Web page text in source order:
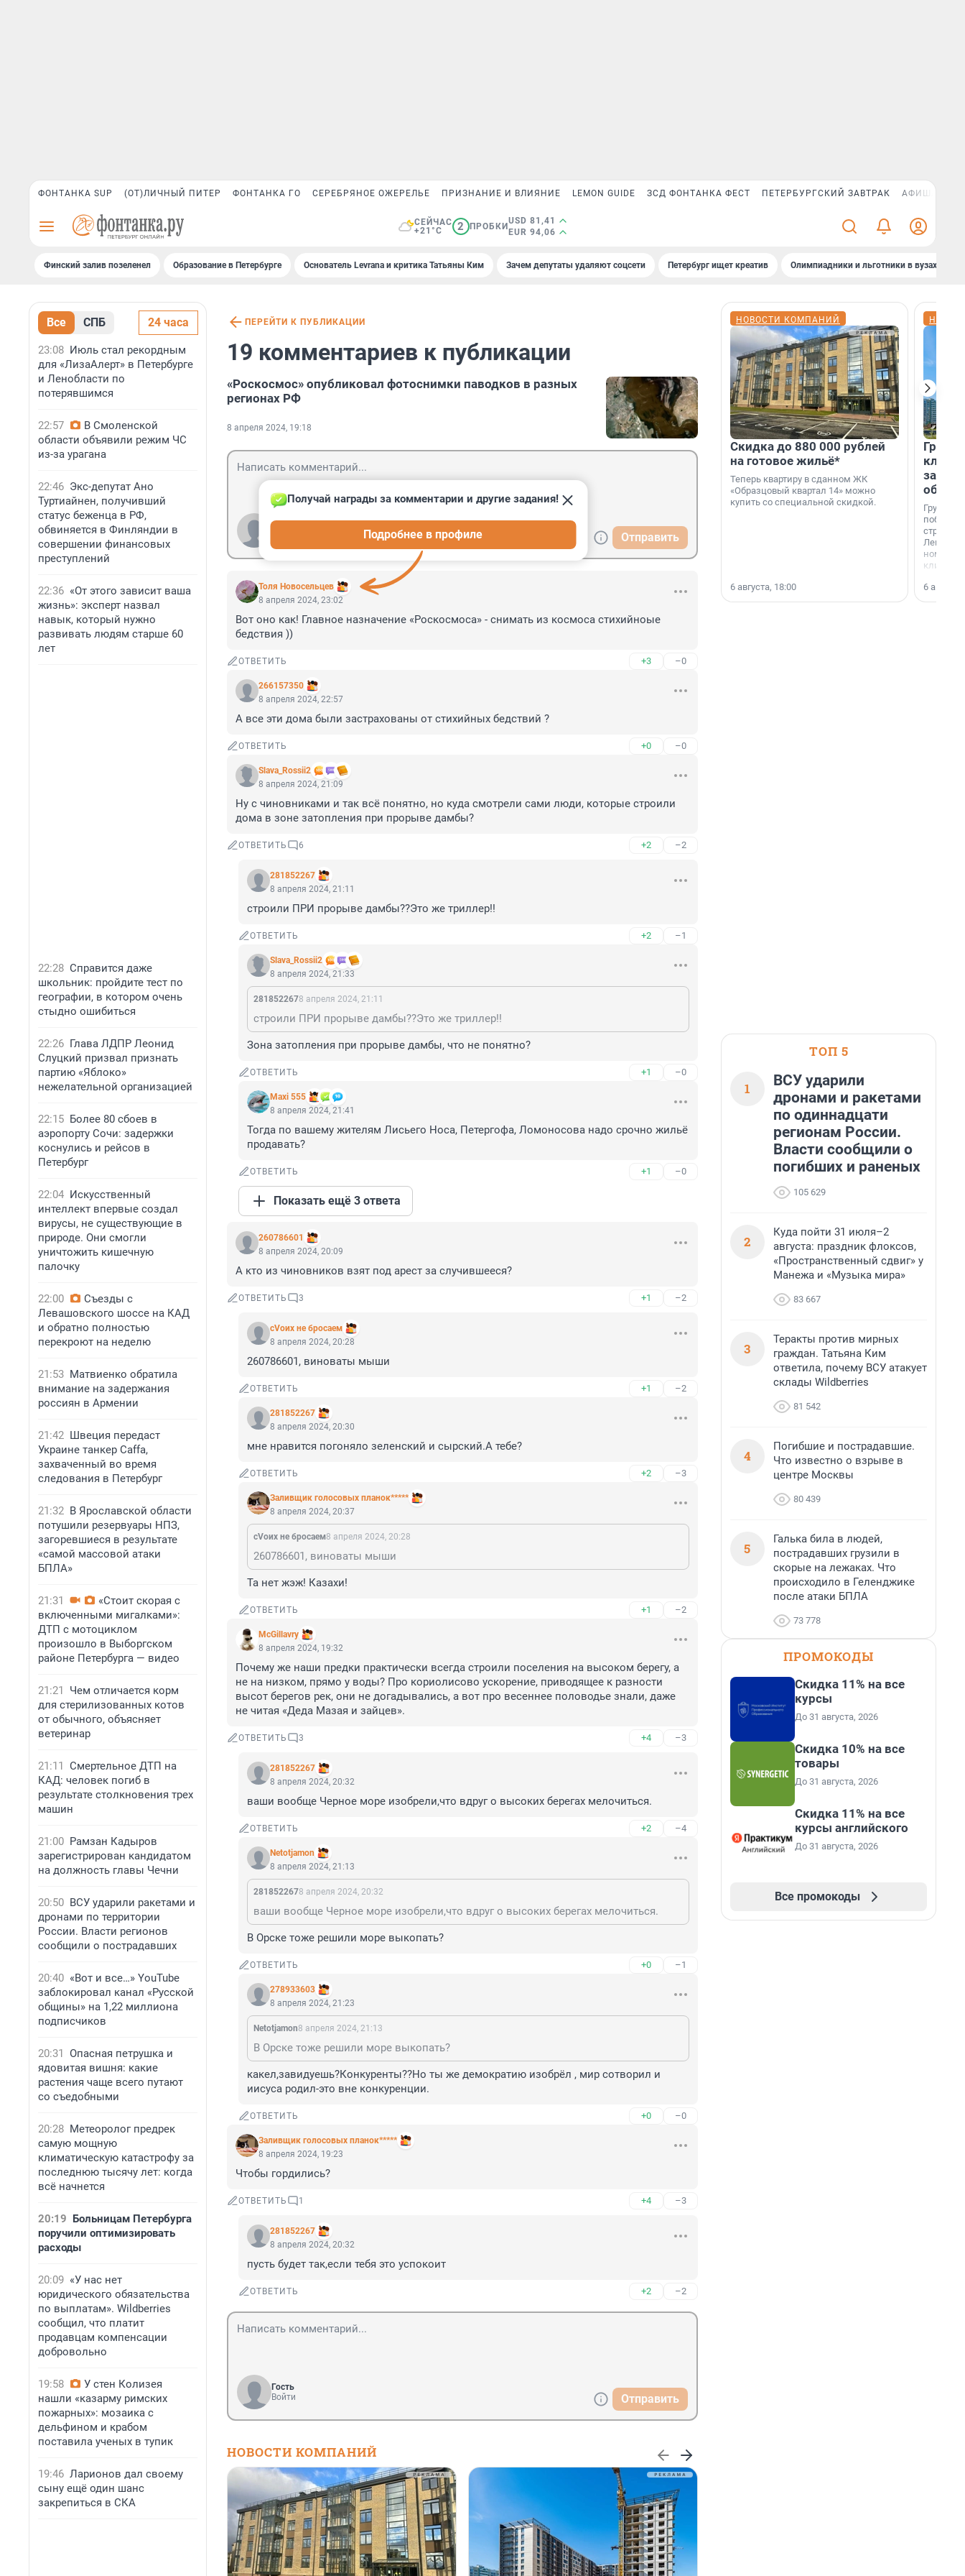
ФОНТАНКА SUP (ОТ)ЛИЧНЫЙ ПИТЕР ФОНТАНКА ГО СЕРЕБРЯНОЕ ОЖЕРЕЛЬЕ ПРИЗНАНИЕ И ВЛИЯНИЕ LEMON GUIDE ЗСД ФОНТАНКА ФЕСТ ПЕТЕРБУРГСКИЙ ЗАВТРАК АФИША PLUS
СЕЙЧАС
+21°C
2 ПРОБКИ
USD 81,41
EUR 94,06
Финский залив позеленел Образование в Петербурге Основатель Levrana и критика Татьяны Ким Зачем депутаты удаляют соцсети Петербург ищет креатив Олимпиадники и льготники в вузах СПб
Все СПБ 24 часа
23:08 Июль стал рекордным
для «ЛизаАлерт» в Петербурге
и Ленобласти по
потерявшимся
22:57
В Смоленской
области объявили режим ЧС
из-за урагана
22:46 Экс-депутат Ано
Туртиайнен, получивший
статус беженца в РФ,
обвиняется в Финляндии в
совершении финансовых
преступлений
22:36 «От этого зависит ваша
жизнь»: эксперт назвал
навык, который нужно
развивать людям старше 60
лет
22:28 Справится даже
школьник: пройдите тест по
географии, в котором очень
стыдно ошибиться
22:26 Глава ЛДПР Леонид
Слуцкий призвал признать
партию «Яблоко»
нежелательной организацией
22:15 Более 80 сбоев в
аэропорту Сочи: задержки
коснулись и рейсов в
Петербург
22:04 Искусственный
интеллект впервые создал
вирусы, не существующие в
природе. Они смогли
уничтожить кишечную
палочку
22:00
Съезды с
Левашовского шоссе на КАД
и обратно полностью
перекроют на неделю
21:53 Матвиенко обратила
внимание на задержания
россиян в Армении
21:42 Швеция передаст
Украине танкер Caffa,
захваченный во время
следования в Петербург
21:32 В Ярославской области
потушили резервуары НПЗ,
загоревшиеся в результате
«самой массовой атаки
БПЛА»
21:31
«Стоит скорая с
включенными мигалками»:
ДТП с мотоциклом
произошло в Выборгском
районе Петербурга — видео
21:21
Чем отличается корм
для стерилизованных котов
от обычного, объясняет
ветеринар
21:11 Смертельное ДТП на
КАД: человек погиб в
результате столкновения трех
машин
21:00 Рамзан Кадыров
зарегистрирован кандидатом
на должность главы Чечни
20:50 ВСУ ударили ракетами и
дронами по территории
России. Власти регионов
сообщили о пострадавших
20:40 «Вот и все…» YouTube
заблокировал канал «Русской
общины» на 1,22 миллиона
подписчиков
20:31 Опасная петрушка и
ядовитая вишня: какие
растения чаще всего путают
со съедобными
20:28 Метеоролог предрек
самую мощную
климатическую катастрофу за
последнюю тысячу лет: когда
всё начнется
20:19 Больницам Петербурга
поручили оптимизировать
расходы
20:09 «У нас нет
юридического обязательства
по выплатам». Wildberries
сообщил, что платит
продавцам компенсации
добровольно
19:58
У стен Колизея
нашли «казарму римских
пожарных»: мозаика с
дельфином и крабом
поставила ученых в тупик
19:46 Ларионов дал своему
сыну ещё один шанс
закрепиться в СКА
ПЕРЕЙТИ К ПУБЛИКАЦИИ
19 комментариев к публикации
«Роскосмос» опубликовал фотоснимки паводков в разных
регионах РФ
8 апреля 2024, 19:18
Гость
Отправить
Толя Новосельцев
Получай награды за комментарии и другие задания!
Подробнее в профиле
8 апреля 2024, 23:02
Вот оно как! Главное назначение «Роскосмоса» - снимать из космоса стихийноые
бедствия ))
ОТВЕТИТЬ +3 –0
266157350
8 апреля 2024, 22:57
А все эти дома были застрахованы от стихийных бедствий ?
ОТВЕТИТЬ +0 –0
Slava_Rossii2
8 апреля 2024, 21:09
Ну с чиновниками и так всё понятно, но куда смотрели сами люди, которые строили
дома в зоне затопления при прорыве дамбы?
ОТВЕТИТЬ 6 +2 –2
281852267
8 апреля 2024, 21:11
строили ПРИ прорыве дамбы??Это же триллер!!
ОТВЕТИТЬ +2 –1
Slava_Rossii2
8 апреля 2024, 21:33
2818522678 апреля 2024, 21:11
строили ПРИ прорыве дамбы??Это же триллер!!
Зона затопления при прорыве дамбы, что не понятно?
ОТВЕТИТЬ +1 –0
Maxi 555
8 апреля 2024, 21:41
Тогда по вашему жителям Лисьего Носа, Петергофа, Ломоносова надо срочно жильё
продавать?
ОТВЕТИТЬ +1 –0
Показать ещё 3 ответа
260786601
8 апреля 2024, 20:09
А кто из чиновников взят под арест за случившееся?
ОТВЕТИТЬ 3 +1 –2
сVоих не бросаем
8 апреля 2024, 20:28
260786601, виноваты мыши
ОТВЕТИТЬ +1 –2
281852267
8 апреля 2024, 20:30
мне нравится погоняло зеленский и сырский.А тебе?
ОТВЕТИТЬ +2 –3
Заливщик голосовых планок*****
8 апреля 2024, 20:37
сVоих не бросаем8 апреля 2024, 20:28
260786601, виноваты мыши
Та нет жэж! Казахи!
ОТВЕТИТЬ +1 –2
McGillavry
8 апреля 2024, 19:32
Почему же наши предки практически всегда строили поселения на высоком берегу, а
не на низком, прямо у воды? Про кориолисово ускорение, приводящее к разности
высот берегов рек, они не догадывались, а вот про весеннее половодье знали, даже
не читая «Деда Мазая и зайцев».
ОТВЕТИТЬ 3 +4 –3
281852267
8 апреля 2024, 20:32
ваши вообще Черное море изобрели,что вдруг о высоких берегах мелочиться.
ОТВЕТИТЬ +2 –4
Netotjamon
8 апреля 2024, 21:13
2818522678 апреля 2024, 20:32
ваши вообще Черное море изобрели,что вдруг о высоких берегах мелочиться.
В Орске тоже решили море выкопать?
ОТВЕТИТЬ +0 –1
278933603
8 апреля 2024, 21:23
Netotjamon8 апреля 2024, 21:13
В Орске тоже решили море выкопать?
какел,завидуешь?Конкуренты??Но ты же демократию изобрёл , мир сотворил и
иисуса родил-это вне конкуренции.
ОТВЕТИТЬ +0 –0
Заливщик голосовых планок*****
8 апреля 2024, 19:23
Чтобы гордились?
ОТВЕТИТЬ 1 +4 –3
281852267
8 апреля 2024, 20:32
пусть будет так,если тебя это успокоит
ОТВЕТИТЬ +2 –2
Гость
Войти
Отправить
НОВОСТИ КОМПАНИЙ
НОВОСТИ КОМПАНИЙ
Скидка до 880 000 рублей
на готовое жильё*
Теперь квартиру в сданном ЖК
«Образцовый квартал 14» можно
купить со специальной скидкой.
6 августа, 18:00
Группа
области».
6
ТОП 5
1
ВСУ ударили
дронами и ракетами
по одиннадцати
регионам России.
Власти сообщили о
погибших и раненых
105 629
2
Куда пойти 31 июля–2
августа: праздник флоксов,
«Пространственный сдвиг» у
Манежа и «Музыка мира»
83 667
3
Теракты против мирных
граждан. Татьяна Ким
ответила, почему ВСУ атакует
склады Wildberries
81 542
4
Погибшие и пострадавшие.
Что известно о взрыве в
центре Москвы
80 439
5
Галька била в людей,
пострадавших грузили в
скорые на лежаках. Что
происходило в Геленджике
после атаки БПЛА
73 778
ПРОМОКОДЫ
Скидка 11% на все
курсы
До 31 августа, 2026
Скидка 10% на все
товары
До 31 августа, 2026
Скидка 11% на все
курсы английского
До 31 августа, 2026
Все промокоды